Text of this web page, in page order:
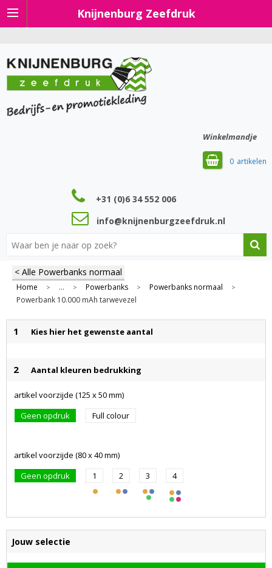
Knijnenburg Zeefdruk
Winkelmandje
0
+31 (0)6 34 552 006
info@knijnenburgzeefdruk.nl
< Alle Powerbanks normaal
Home > ... > Powerbanks > Powerbanks normaal >
Powerbank 10.000 mAh tarwevezel
1 Kies hier het gewenste aantal
2 Aantal kleuren bedrukking
artikel voorzijde (125 x 50 mm)
Geen opdruk
Full colour
artikel voorzijde (80 x 40 mm)
Geen opdruk
1 2 3 4
Jouw selectie